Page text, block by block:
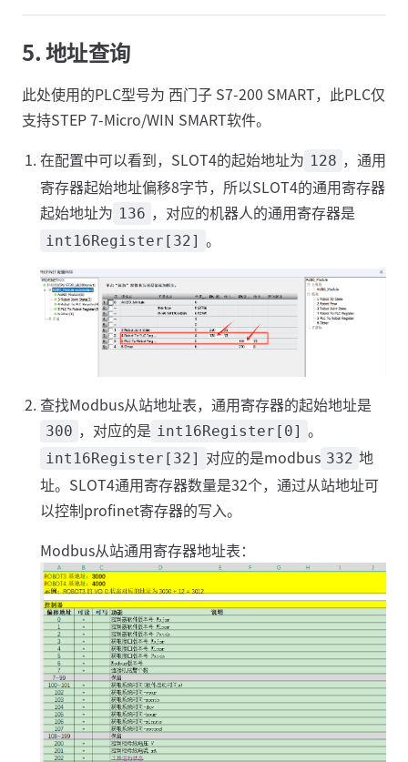
5. 地址查询
此处使用的PLC型号为 西门子 S7-200 SMART，此PLC仅
支持STEP 7-Micro/WIN SMART软件。
在配置中可以看到，SLOT4的起始地址为 128 ，通用
寄存器起始地址偏移8字节，所以SLOT4的通用寄存器
起始地址为 136 ，对应的机器人的通用寄存器是
int16Register[32] 。
查找Modbus从站地址表，通用寄存器的起始地址是
300 ，对应的是 int16Register[0] 。
int16Register[32] 对应的是modbus 332 地
址。SLOT4通用寄存器数量是32个，通过从站地址可
以控制profinet寄存器的写入。
Modbus从站通用寄存器地址表：